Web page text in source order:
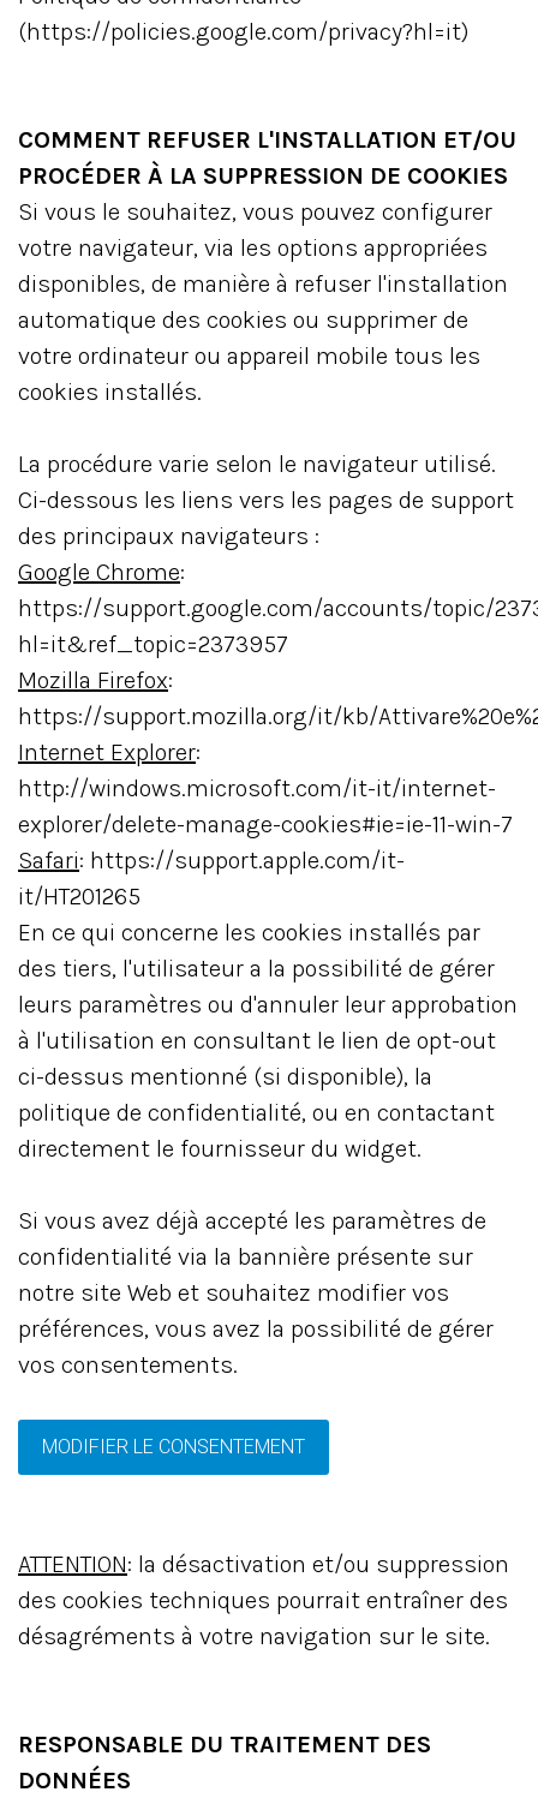
(https://policies.google.com/privacy?hl=it)
COMMENT REFUSER L'INSTALLATION ET/OU
PROCÉDER À LA SUPPRESSION DE COOKIES
Si vous le souhaitez, vous pouvez configurer
votre navigateur, via les options appropriées
disponibles, de manière à refuser l'installation
automatique des cookies ou supprimer de
votre ordinateur ou appareil mobile tous les
cookies installés.
La procédure varie selon le navigateur utilisé.
Ci-dessous les liens vers les pages de support
des principaux navigateurs :
Google Chrome:
https://support.google.com/accounts/topic/
hl=it&ref_topic=2373957
Mozilla Firefox:
https://support.mozilla.org/it/kb/
Internet Explorer:
http://windows.microsoft.com/it-it/internet-
explorer/delete-manage-cookies#ie=ie-11-win-7
Safari: https://support.apple.com/it-
it/HT201265
En ce qui concerne les cookies installés par
des tiers, l'utilisateur a la possibilité de gérer
leurs paramètres ou d'annuler leur approbation
à l'utilisation en consultant le lien de opt-out
ci-dessus mentionné (si disponible), la
politique de confidentialité, ou en contactant
directement le fournisseur du widget.
Si vous avez déjà accepté les paramètres de
confidentialité via la bannière présente sur
notre site Web et souhaitez modifier vos
préférences, vous avez la possibilité de gérer
vos consentements.
MODIFIER LE CONSENTEMENT
ATTENTION: la désactivation et/ou suppression
des cookies techniques pourrait entraîner des
désagréments à votre navigation sur le site.
RESPONSABLE DU TRAITEMENT DES
DONNÉES